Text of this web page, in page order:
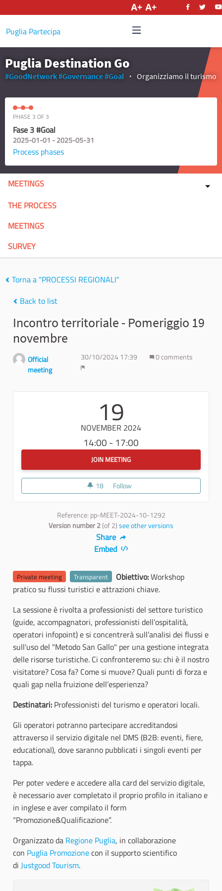
Puglia Partecipa
Puglia Destination Go
#GoodNetwork#Governance#Goal Organizziamo il turismo
PHASE 3 OF 3
Fase 3 #Goal
2025-01-01 - 2025-05-31
Process phases
MEETINGS
THE PROCESS
MEETINGS
SURVEY
Torna a "PROCESSI REGIONALI"
Back to list
Incontro territoriale - Pomeriggio 19
novembre
Official
meeting
30/10/2024 17:39
0 comments
19
NOVEMBER 2024
14:00 - 17:00
JOIN MEETING
18 18 followers
Follow
Reference: pp-MEET-2024-10-1292
Version number 2(of 2)see other versions
Share
Embed
Private meeting Transparent Obiettivo:Workshop
pratico su flussi turistici e attrazioni chiave.
La sessione è rivolta a professionisti del settore turistico
(guide, accompagnatori, professionisti dell’ospitalità,
operatori infopoint) e si concentrerà sull’analisi dei flussi e
sull'uso del "Metodo San Gallo" per una gestione integrata
delle risorse turistiche. Ci confronteremo su: chi è il nostro
visitatore? Cosa fa? Come si muove? Quali punti di forza e
quali gap nella fruizione dell’esperienza?
Destinatari: Professionisti del turismo e operatori locali.
Gli operatori potranno partecipare accreditandosi
attraverso il servizio digitale nel DMS (B2B: eventi, fiere,
educational), dove saranno pubblicati i singoli eventi per
tappa.
Per poter vedere e accedere alla card del servizio digitale,
è necessario aver completato il proprio profilo in italiano e
in inglese e aver compilato il form
“Promozione&Qualificazione”.
Organizzato da Regione Puglia, in collaborazione
con Puglia Promozionecon il supporto scientifico
di Justgood Tourism.